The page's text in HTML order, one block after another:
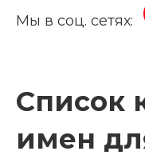
Мы в соц. сетях:
Список
имен